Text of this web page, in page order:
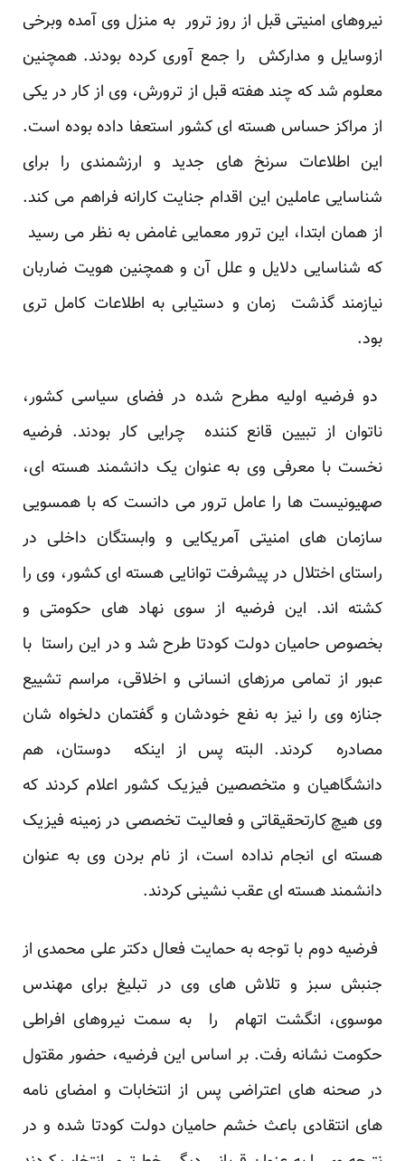
نیروهای امنیتی قبل از روز ترور به منزل وی آمده وبرخی
ازوسایل و مدارکش را جمع آوری کرده بودند. همچنین
معلوم شد که چند هفته قبل از ترورش، وی از کار در یکی
از مراکز حساس هسته ای کشور استعفا داده بوده است.
این اطلاعات سرنخ های جدید و ارزشمندی را برای
شناسایی عاملین این اقدام جنایت کارانه فراهم می کند.
از همان ابتدا، این ترور معمایی غامض به نظر می رسید
که شناسایی دلایل و علل آن و همچنین هویت ضاربان
نیازمند گذشت زمان و دستیابی به اطلاعات کامل تری
بود.
دو فرضیه اولیه مطرح شده در فضای سیاسی کشور،
ناتوان از تبیین قانع کننده چرایی کار بودند. فرضیه
نخست با معرفی وی به عنوان یک دانشمند هسته ای،
صهیونیست ها را عامل ترور می دانست که با همسویی
سازمان های امنیتی آمریکایی و وابستگان داخلی در
راستای اختلال در پیشرفت توانایی هسته ای کشور، وی را
کشته اند. این فرضیه از سوی نهاد های حکومتی و
بخصوص حامیان دولت کودتا طرح شد و در این راستا با
عبور از تمامی مرزهای انسانی و اخلاقی، مراسم تشییع
جنازه وی را نیز به نفع خودشان و گفتمان دلخواه شان
مصادره کردند. البته پس از اینکه دوستان، هم
دانشگاهیان و متخصصین فیزیک کشور اعلام کردند که
وی هیچ کارتحقیقاتی و فعالیت تخصصی در زمینه فیزیک
هسته ای انجام نداده است، از نام بردن وی به عنوان
دانشمند هسته ای عقب نشینی کردند.
فرضیه دوم با توجه به حمایت فعال دکتر علی محمدی از
جنبش سبز و تلاش های وی در تبلیغ برای مهندس
موسوی، انگشت اتهام را به سمت نیروهای افراطی
حکومت نشانه رفت. بر اساس این فرضیه، حضور مقتول
در صحنه های اعتراضی پس از انتخابات و امضای نامه
های انتقادی باعث خشم حامیان دولت کودتا شده و در